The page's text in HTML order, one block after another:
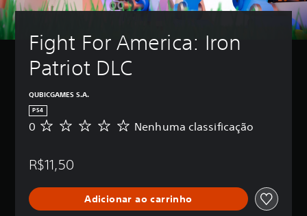
Fight For America: Iron
Patriot DLC
QUBICGAMES S.A.
PS4
N
h
m
a
0 Nenhuma classificação
R$11,50
Adicionar ao carrinho